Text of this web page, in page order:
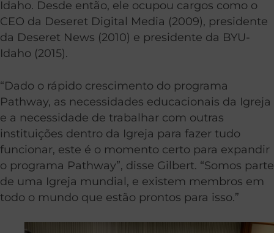
Idaho. Desde então, ele ocupou cargos como o
CEO da Deseret Digital Media (2009), presidente
da Deseret News (2010) e presidente da BYU-
Idaho (2015).
“Dado o rápido crescimento do programa
Pathway, as necessidades educacionais da Igreja
e a necessidade de trabalhar com outras
instituições dentro da Igreja para fazer tudo
funcionar, este é o momento certo para expandir
o programa Pathway”, disse Gilbert. “Somos parte
de uma Igreja mundial, e existem membros em
todo o mundo que estão prontos para isso.”